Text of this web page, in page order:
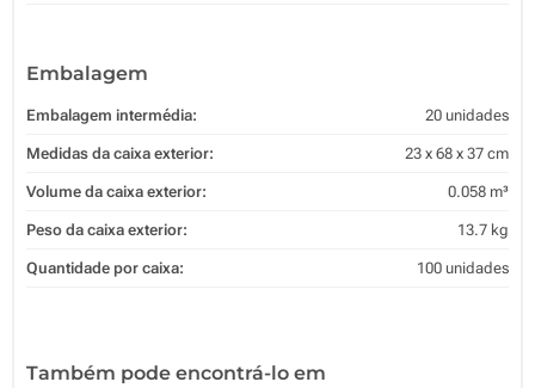
Embalagem
Embalagem intermédia: 20 unidades
Medidas da caixa exterior: 23 x 68 x 37 cm
Volume da caixa exterior: 0.058 m³
Peso da caixa exterior: 13.7 kg
Quantidade por caixa: 100 unidades
Também pode encontrá-lo em